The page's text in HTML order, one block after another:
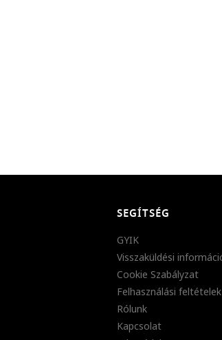
SEGÍTSÉG
GYIK
Visszaküldési
Cookie Szabályzat
Felhasználási feltételek
Rólunk
Kapcsolat